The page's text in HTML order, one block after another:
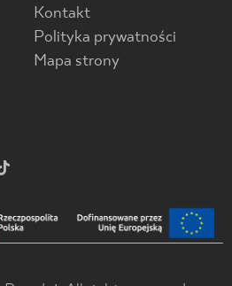
Kontakt
Polityka prywatności
Mapa strony